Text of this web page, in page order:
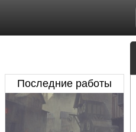
Последние работы